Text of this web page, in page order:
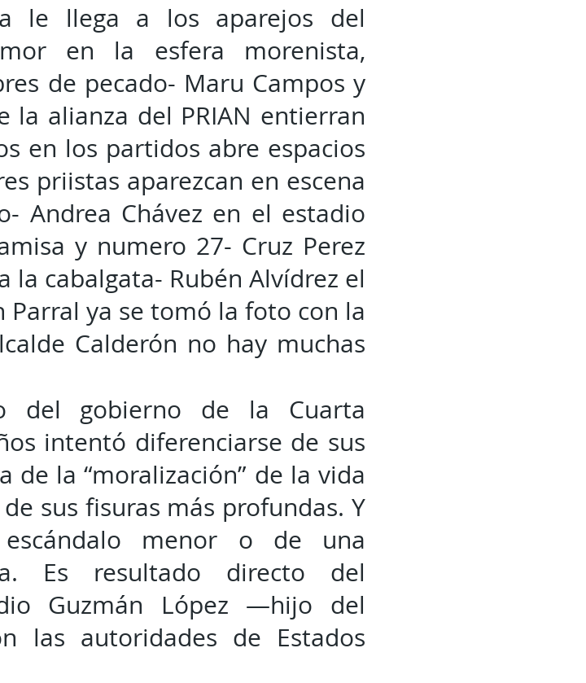
le llega a los aparejos del
en la esfera morenista,
de pecado- Maru Campos y
alianza del PRIAN entierran
en los partidos abre espacios
priistas aparezcan en escena
Andrea Chávez en el estadio
y numero 27- Cruz Perez
la cabalgata- Rubén Alvídrez el
ya se tomó la foto con la
Calderón no hay muchas
del gobierno de la Cuarta
intentó diferenciarse de sus
de la “moralización” de la vida
sus fisuras más profundas. Y
menor o de una
Es resultado directo del
Guzmán López —hijo del
las autoridades de Estados